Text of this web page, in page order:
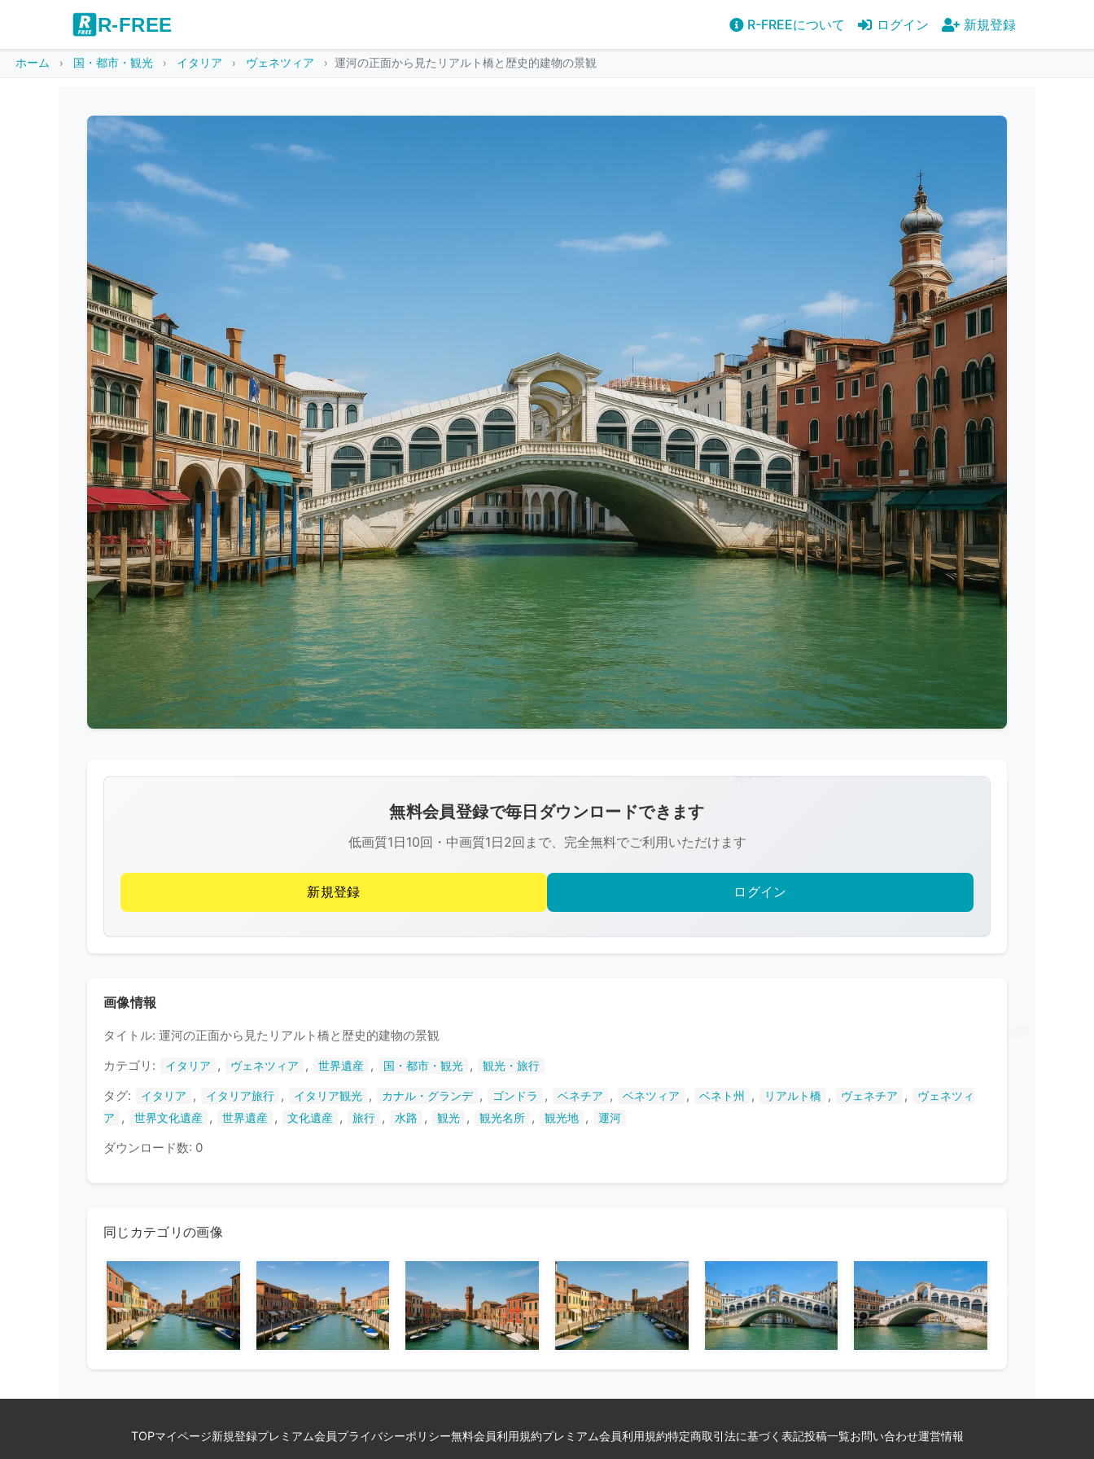
R-FREE R-FREEについて ログイン 新規登録
ホーム 国・都市・観光 イタリア ヴェネツィア 運河の正面から見たリアルト橋と歴史的建物の景観
像
R-
FREE
著
作
権
い
無料会員登録で毎日ダウンロードできます
低画質1日10回・中画質1日2回まで、完全無料でご利用いただけます
新規登録 ログイン
画像情報
タイトル: 運河の正面から見たリアルト橋と歴史的建物の景観
カテゴリ:
イタリア , ヴェネツィア , 世界遺産 , 国・都市・観光 , 観光・旅行
タグ: イタリア , イタリア旅行 , イタリア観光 , カナル・グランデ , ゴンドラ , ベネチア , ベネツィア , ベネト州 , リアルト橋 , ヴェネチア ,
ヴェネツィ
ア
, 世界文化遺産 , 世界遺産 , 文化遺産 , 旅行 , 水路 , 観光 , 観光名所 , 観光地 , 運河
ダウンロード数: 0
同じカテゴリの画像
TOPマイページ新規登録プレミアム会員プライバシーポリシー無料会員利用規約プレミアム会員利用規約特定商取引法に基づく表記投稿一覧お問い合わせ運営情報